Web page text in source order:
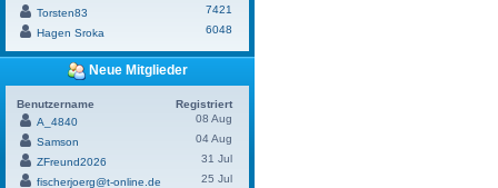
Torsten83
7421
Hagen Sroka
6048
Neue Mitglieder
Benutzername
Registriert
A_4840
08 Aug
Samson
04 Aug
ZFreund2026
31 Jul
fischerjoerg@t-online.de
25 Jul